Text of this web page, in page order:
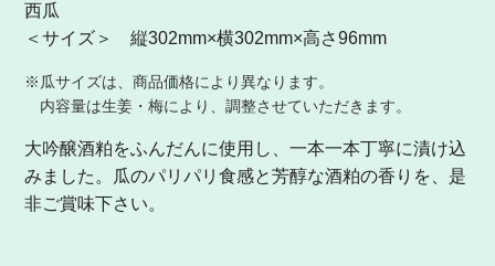
西瓜
＜サイズ＞ 縦302mm×横302mm×高さ96mm
※瓜サイズは、商品価格により異なります。
内容量は生姜・梅により、調整させていただきます。
大吟醸酒粕をふんだんに使用し、一本一本丁寧に漬け込
みました。瓜のパリパリ食感と芳醇な酒粕の香りを、是
非ご賞味下さい。